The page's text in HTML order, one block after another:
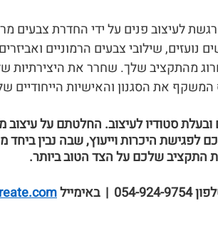
לעיצוב פנים על ידי החדרת צבעים
נועזים, שילובי צבעים הרמוניים
מהתקציב שלך. שחרר את היצירתיות
את הסגנון והאישיות הייחודיים
סטודיו לעיצוב. החלטתם על עיצוב
היכרות וייעוץ, שבה נבין ביחד
התקציב שלכם על הצד הטוב ביותר.